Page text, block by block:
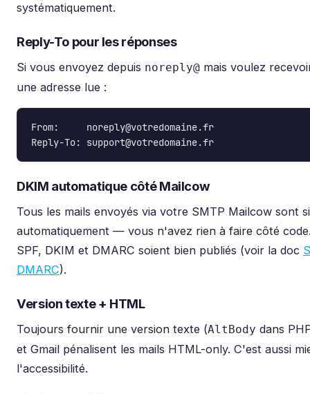
systématiquement.
Reply-To pour les réponses
Si vous envoyez depuis noreply@ mais voulez
une adresse lue :
From:     noreply@votredomaine.fr
Reply-To: support@votredomaine.fr
DKIM automatique côté Mailcow
Tous les mails envoyés via votre SMTP Mailcow sont
automatiquement — vous n'avez rien à faire côté
SPF, DKIM et DMARC soient bien publiés (voir la doc
DMARC).
Version texte + HTML
Toujours fournir une version texte (AltBody dans
et Gmail pénalisent les mails HTML-only. C'est aussi
l'accessibilité.